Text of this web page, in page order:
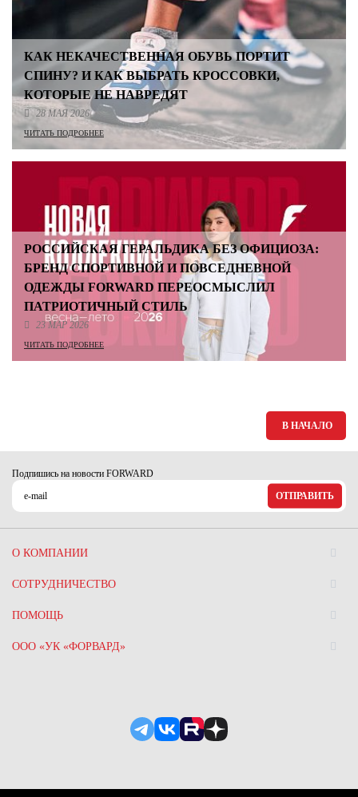
КАК НЕКАЧЕСТВЕННАЯ ОБУВЬ ПОРТИТ
СПИНУ? И КАК ВЫБРАТЬ КРОССОВКИ,
КОТОРЫЕ НЕ НАВРЕДЯТ
28 МАЯ 2026
ЧИТАТЬ ПОДРОБНЕЕ
РОССИЙСКАЯ ГЕРАЛЬДИКА БЕЗ ОФИЦИОЗА:
БРЕНД СПОРТИВНОЙ И ПОВСЕДНЕВНОЙ
ОДЕЖДЫ FORWARD ПЕРЕОСМЫСЛИЛ
ПАТРИОТИЧНЫЙ СТИЛЬ
23 МАР 2026
ЧИТАТЬ ПОДРОБНЕЕ
В НАЧАЛО
Подпишись на новости FORWARD
ОТПРАВИТЬ
О КОМПАНИИ
СОТРУДНИЧЕСТВО
ПОМОЩЬ
ООО «УК «ФОРВАРД»